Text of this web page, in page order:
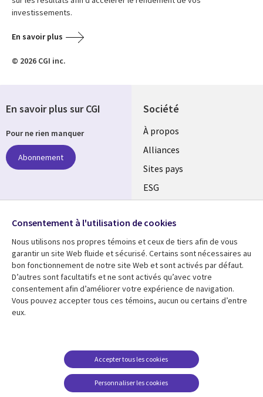
investissements.
En savoir plus
© 2026 CGI inc.
Société
À propos
Alliances
Sites pays
ESG
Fusions
Salle de presse
Ressources
Articles
Études de cas
Baladodiffusions
Support
Restrictions et
conditions juridiques
Carrières FAQ
En savoir plus sur CGI
Pour ne rien manquer
Abonnement
Suivez-nous
Social
Media
Global
FR
Consentement à l'utilisation de cookies
Nous utilisons nos propres témoins et ceux de tiers afin de vous
garantir un site Web fluide et sécurisé. Certains sont nécessaires au
bon fonctionnement de notre site Web et sont activés par défaut.
D’autres sont facultatifs et ne sont activés qu’avec votre
consentement afin d’améliorer votre expérience de navigation.
Vous pouvez accepter tous ces témoins, aucun ou certains d’entre
eux.
Personnaliser les cookies
Accepter tous les cookies